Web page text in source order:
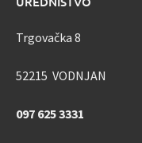
Trgovačka 8
52215 VODNJAN
097 625 3331